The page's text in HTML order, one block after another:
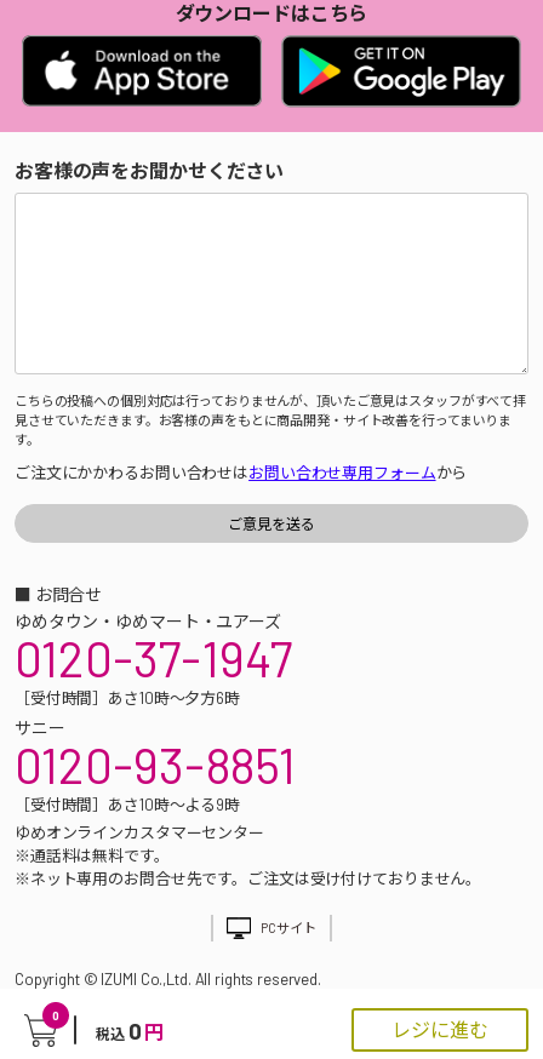
0
税込 0 円 レジに進む
ダウンロードはこちら
お客様の声をお聞かせください
こちらの投稿への個別対応は行っておりませんが、頂いたご意見はスタッフがすべて拝
見させていただきます。お客様の声をもとに商品開発・サイト改善を行ってまいりま
す。
ご注文にかかわるお問い合わせはお問い合わせ専用フォームから
■ お問合せ
ゆめタウン・ゆめマート・ユアーズ
0120-37-1947
［受付時間］あさ10時～夕方6時
サニー
0120-93-8851
［受付時間］あさ10時～よる9時
ゆめオンラインカスタマーセンター
※通話料は無料です。
※ネット専用のお問合せ先です。ご注文は受け付けておりません。
PCサイト
Copyright © IZUMI Co.,Ltd. All rights reserved.